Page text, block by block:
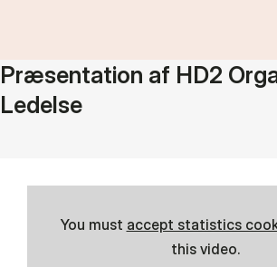
Præsentation af HD2
Ledelse
You must accept statistics
this video.